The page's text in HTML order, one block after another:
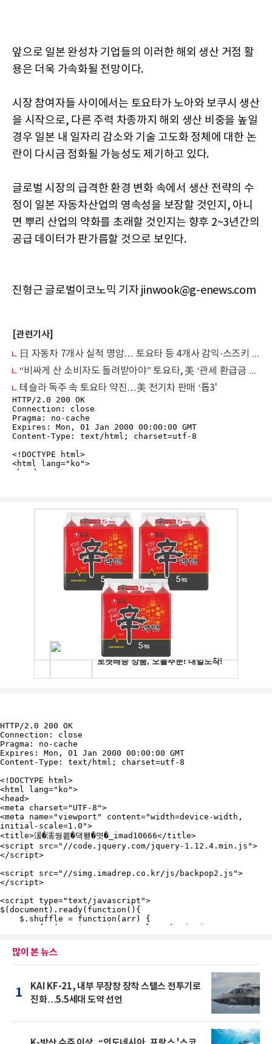
앞으로 일본 완성차 기업들의 이러한 해외 생산 거점 활
용은 더욱 가속화될 전망이다.
시장 참여자들 사이에서는 토요타가 노아와 보쿠시 생산
을 시작으로, 다른 주력 차종까지 해외 생산 비중을 높일
경우 일본 내 일자리 감소와 기술 고도화 정체에 대한 논
란이 다시금 점화될 가능성도 제기하고 있다.
글로벌 시장의 급격한 환경 변화 속에서 생산 전략의 수
정이 일본 자동차산업의 영속성을 보장할 것인지, 아니
면 뿌리 산업의 약화를 초래할 것인지는 향후 2~3년간의
공급 데이터가 판가름할 것으로 보인다.
진형근 글로벌이코노믹 기자 jinwook@g-enews.com
[관련기사]
日 자동차 7개사 실적 명암… 토요타 등 4개사 감익·스즈키 역대 최고 '2위 등극’
“비싸게 산 소비자도 돌려받아야” 토요타, 美 ‘관세 환급금 분할’ 소송 피소
테슬라 독주 속 토요타 약진…美 전기차 판매 ‘톱3'
많이 본 뉴스
1
KAI KF-21, 내부 무장창 장착 스텔스 전투기로
진화…5.5세대 도약 선언